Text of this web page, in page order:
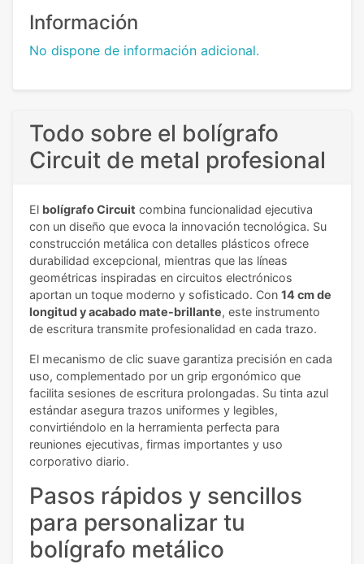
Información
No dispone de información adicional.
Todo sobre el bolígrafo
Circuit de metal profesional
El bolígrafo Circuit combina funcionalidad ejecutiva
con un diseño que evoca la innovación tecnológica. Su
construcción metálica con detalles plásticos ofrece
durabilidad excepcional, mientras que las líneas
geométricas inspiradas en circuitos electrónicos
aportan un toque moderno y sofisticado. Con 14 cm de
longitud y acabado mate-brillante, este instrumento
de escritura transmite profesionalidad en cada trazo.
El mecanismo de clic suave garantiza precisión en cada
uso, complementado por un grip ergonómico que
facilita sesiones de escritura prolongadas. Su tinta azul
estándar asegura trazos uniformes y legibles,
convirtiéndolo en la herramienta perfecta para
reuniones ejecutivas, firmas importantes y uso
corporativo diario.
Pasos rápidos y sencillos
para personalizar tu
bolígrafo metálico